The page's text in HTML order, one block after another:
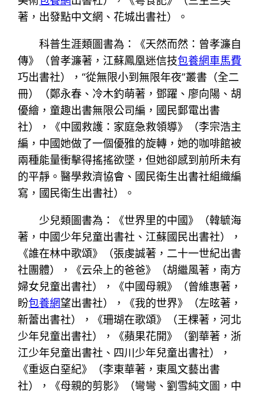
著，出發點中文網、花城出書社）。
科普生涯類圖書為：《天然而然：曾孝濂自
傳》（曾孝濂著，江蘇鳳凰迷信技包養網車馬費
巧出書社），“從無限小到無限年夜”叢書（全二
冊）（鄭永春、冷木釣萌著，鄧躍、廖向陽、胡
優繪，童趣出書無限公司編，國民郵電出書
社），《中國救護：家庭急救領導》（李宗浩主
編，中國她做了一個優雅的旋轉，她的咖啡館被
兩種能量衝擊得搖搖欲墜，但她卻感到前所未有
的平靜。醫學救濟協會、國民衛生出書社組織編
寫，國民衛生出書社）。
少兒類圖書為：《世界里的中國》（韓毓海
著，中國少年兒童出書社、江蘇國民出書社），
《誰在林中歌頌》（張虔誠著，二十一世紀出書
社團體），《云朵上的爸爸》（胡繼風著，南方
婦女兒童出書社），《中國母親》（曾維惠著，
盼包養網望出書社），《我的世界》（左昡著，
新蕾出書社），《珊瑚在歌頌》（王棵著，河北
少年兒童出書社），《蘋果花開》（劉華著，浙
江少年兒童出書社、四川少年兒童出書社），
《重返白堊紀》（李東華著，東風文藝出書
社），《母親的剪影》（彎彎、劉雪純文圖，中